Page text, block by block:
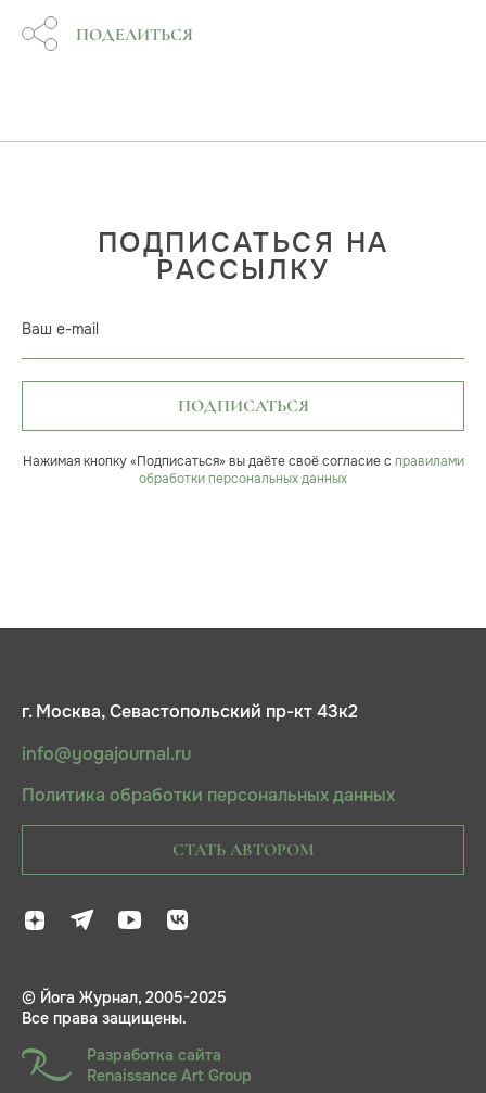
ПОДЕЛИТЬСЯ
ПОДПИСАТЬСЯ НА
РАССЫЛКУ
Ваш e-mail
ПОДПИСАТЬСЯ
Нажимая кнопку «Подписаться» вы даёте своё согласие с правилами
обработки персональных данных
г. Москва, Севастопольский пр-кт 43к2
info@yogajournal.ru
Политика обработки персональных данных
СТАТЬ АВТОРОМ
© Йога Журнал, 2005-2025
Все права защищены.
Разработка сайта
Renaissance Art Group